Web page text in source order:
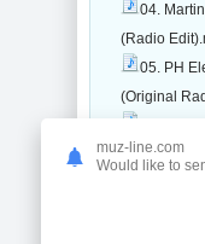
04.
(Radio
05. PH
(Original
(7.52 Mb)
muz-line.com
Would like to